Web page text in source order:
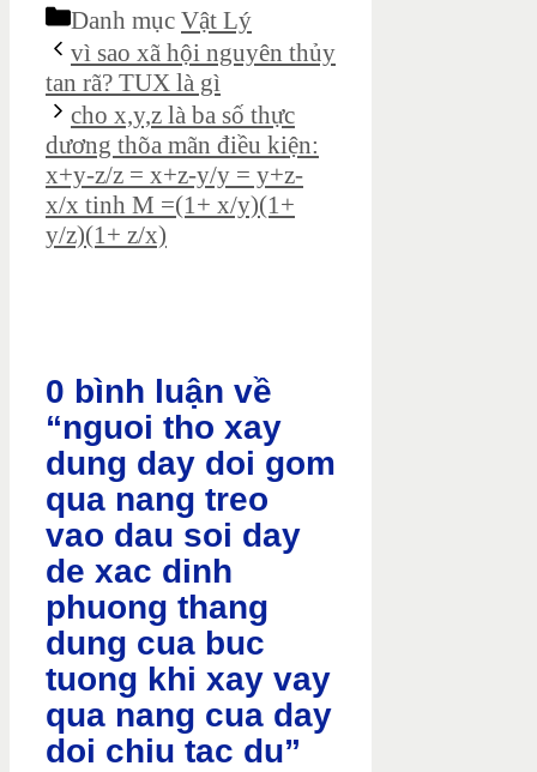
Danh mục Vật Lý
vì sao xã hội nguyên thủy
tan rã? TUX là gì
cho x,y,z là ba số thực
dương thõa mãn điều kiện:
x+y-z/z = x+z-y/y = y+z-
x/x tinh M =(1+ x/y)(1+
y/z)(1+ z/x)
0 bình luận về
“nguoi tho xay
dung day doi gom
qua nang treo
vao dau soi day
de xac dinh
phuong thang
dung cua buc
tuong khi xay vay
qua nang cua day
doi chiu tac du”